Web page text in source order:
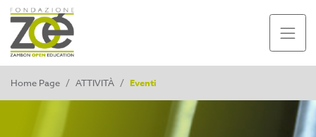
Home Page / ATTIVITÀ / Eventi